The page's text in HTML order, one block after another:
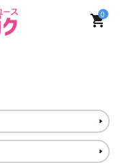
0
shopping_cart